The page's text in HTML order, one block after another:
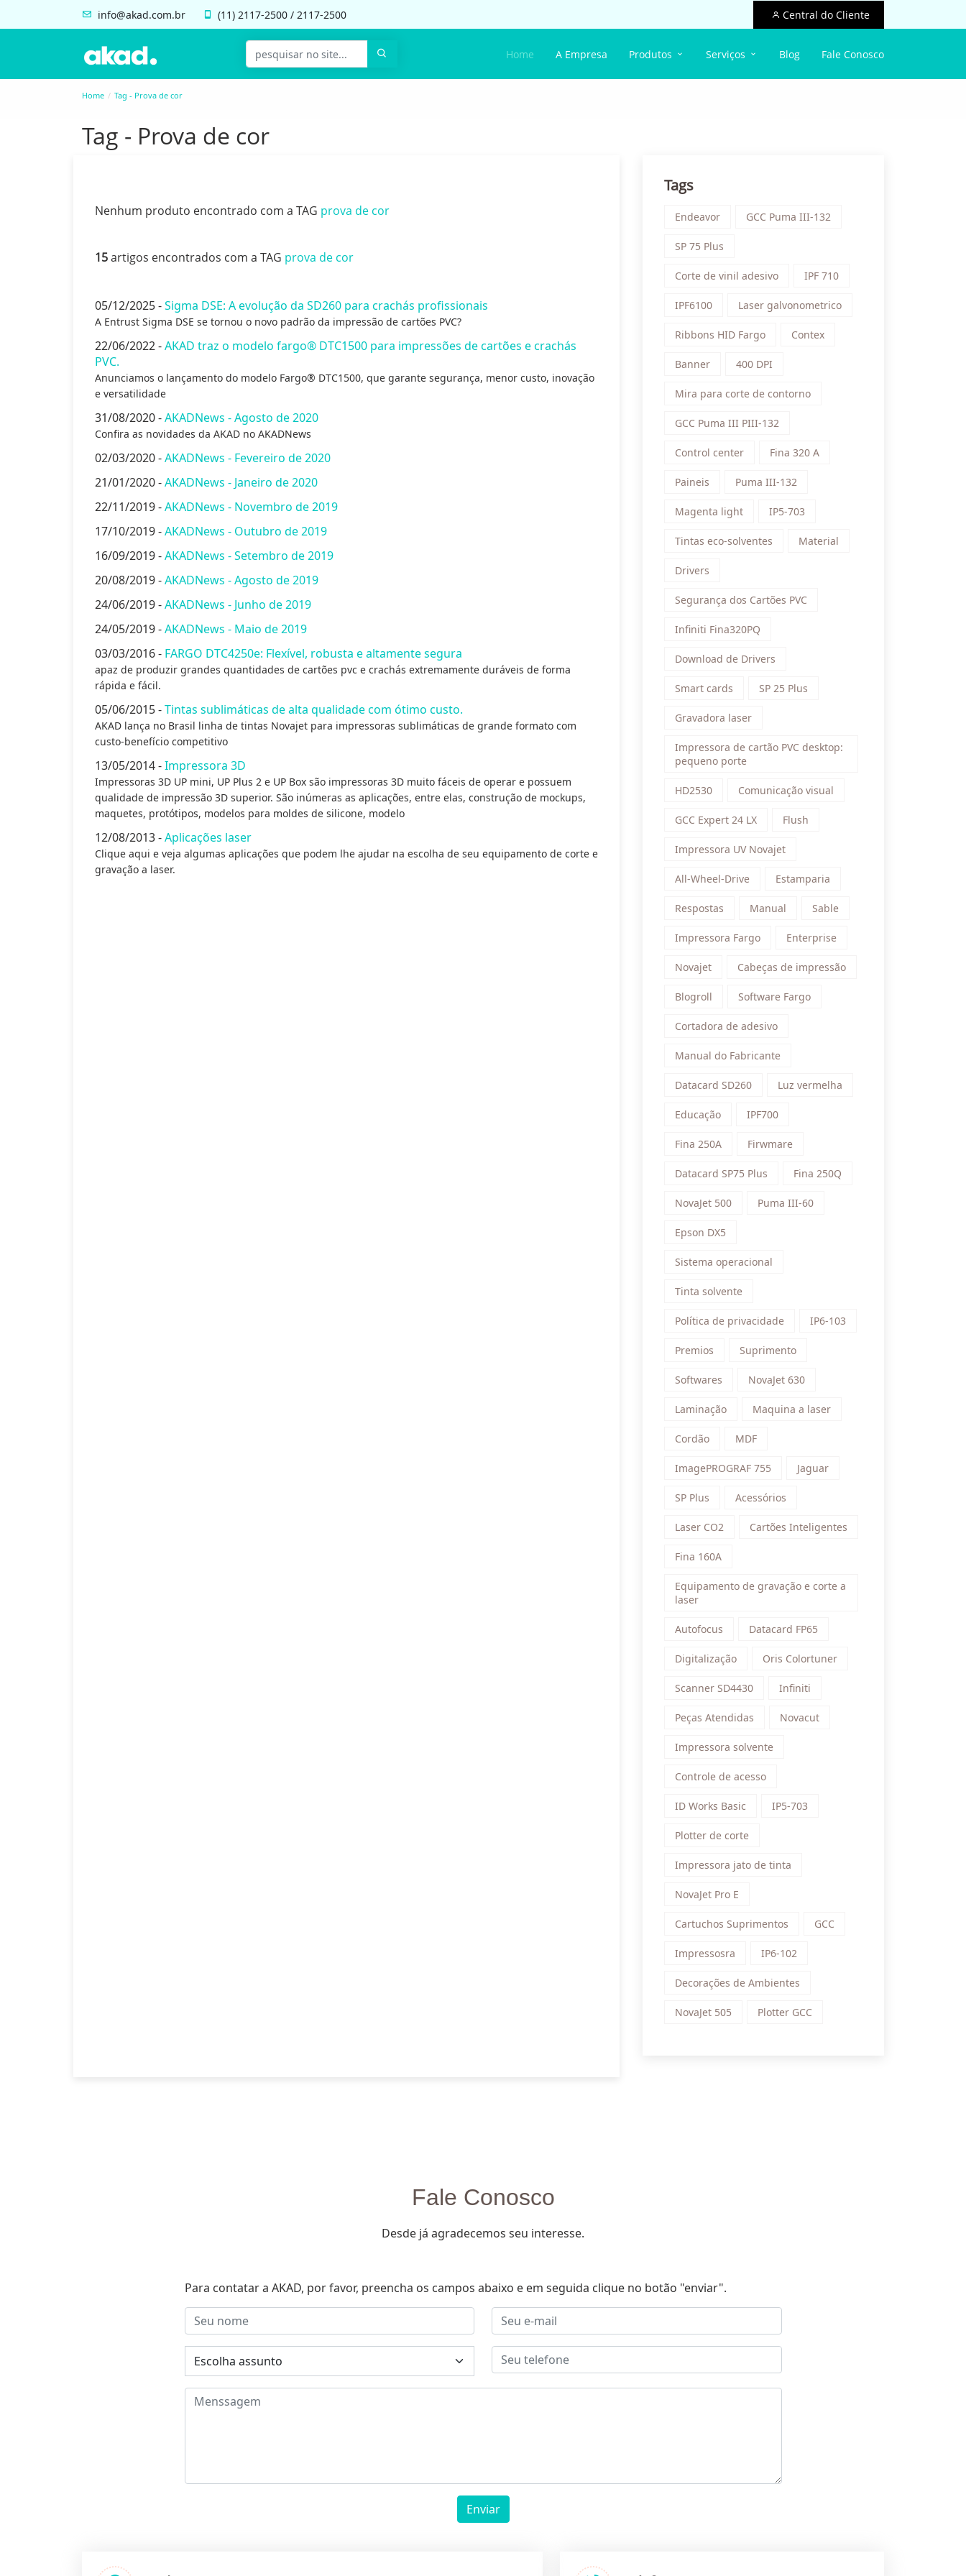
info@akad.com.br (11) 2117-2500 / 2117-2500 Central do Cliente
Home A Empresa Produtos Serviços Blog Fale Conosco
Home Tag - Prova de cor
Tag - Prova de cor
Nenhum produto encontrado com a TAG prova de cor
15artigos encontrados com a TAG prova de cor
05/12/2025 -Sigma DSE: A evolução da SD260 para crachás profissionais
A Entrust Sigma DSE se tornou o novo padrão da impressão de cartões PVC?
22/06/2022 -AKAD traz o modelo fargo® DTC1500 para impressões de cartões e crachás
PVC.
Anunciamos o lançamento do modelo Fargo® DTC1500, que garante segurança, menor custo, inovação
e versatilidade
31/08/2020 -AKADNews - Agosto de 2020
Confira as novidades da AKAD no AKADNews
02/03/2020 -AKADNews - Fevereiro de 2020
21/01/2020 -AKADNews - Janeiro de 2020
22/11/2019 -AKADNews - Novembro de 2019
17/10/2019 -AKADNews - Outubro de 2019
16/09/2019 -AKADNews - Setembro de 2019
20/08/2019 -AKADNews - Agosto de 2019
24/06/2019 -AKADNews - Junho de 2019
24/05/2019 -AKADNews - Maio de 2019
03/03/2016 - FARGO DTC4250e: Flexível, robusta e altamente segura
apaz de produzir grandes quantidades de cartões pvc e crachás extremamente duráveis de forma
rápida e fácil.
05/06/2015 -Tintas sublimáticas de alta qualidade com ótimo custo.
AKAD lança no Brasil linha de tintas Novajet para impressoras sublimáticas de grande formato com
custo-benefício competitivo
13/05/2014 -Impressora 3D
Impressoras 3D UP mini, UP Plus 2 e UP Box são impressoras 3D muito fáceis de operar e possuem
qualidade de impressão 3D superior. São inúmeras as aplicações, entre elas, construção de mockups,
maquetes, protótipos, modelos para moldes de silicone, modelo
12/08/2013 -Aplicações laser
Clique aqui e veja algumas aplicações que podem lhe ajudar na escolha de seu equipamento de corte e
gravação a laser.
Tags
Endeavor GCC Puma III-132
SP 75 Plus
Corte de vinil adesivo IPF 710
IPF6100 Laser galvonometrico
Ribbons HID Fargo Contex
Banner 400 DPI
Mira para corte de contorno
GCC Puma III PIII-132
Control center Fina 320 A
Paineis Puma III-132
Magenta light IP5-703
Tintas eco-solventes Material
Drivers
Segurança dos Cartões PVC
Infiniti Fina320PQ
Download de Drivers
Smart cards SP 25 Plus
Gravadora laser
Impressora de cartão PVC desktop:
pequeno porte
HD2530 Comunicação visual
GCC Expert 24 LX Flush
Impressora UV Novajet
All-Wheel-Drive Estamparia
Respostas Manual Sable
Impressora Fargo Enterprise
Novajet Cabeças de impressão
Blogroll Software Fargo
Cortadora de adesivo
Manual do Fabricante
Datacard SD260 Luz vermelha
Educação IPF700
Fina 250A Firwmare
Datacard SP75 Plus Fina 250Q
NovaJet 500 Puma III-60
Epson DX5
Sistema operacional
Tinta solvente
Política de privacidade IP6-103
Premios Suprimento
Softwares NovaJet 630
Laminação Maquina a laser
Cordão MDF
ImagePROGRAF 755 Jaguar
SP Plus Acessórios
Laser CO2 Cartões Inteligentes
Fina 160A
Equipamento de gravação e corte a
laser
Autofocus Datacard FP65
Digitalização Oris Colortuner
Scanner SD4430 Infiniti
Peças Atendidas Novacut
Impressora solvente
Controle de acesso
ID Works Basic IP5-703
Plotter de corte
Impressora jato de tinta
NovaJet Pro E
Cartuchos Suprimentos GCC
Impressosra IP6-102
Decorações de Ambientes
NovaJet 505 Plotter GCC
Fale Conosco
Desde já agradecemos seu interesse.
Para contatar a AKAD, por favor, preencha os campos abaixo e em seguida clique no botão "enviar".
Enviar